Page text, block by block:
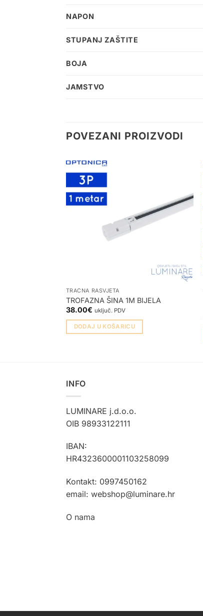
NAPON
STUPANJ ZAŠTITE
BOJA
JAMSTVO
POVEZANI PROIZVODI
TRAČNA RASVJETA
TROFAZNA ŠINA 1M BIJELA
38.00€ uključ. PDV
DODAJ U KOŠARICU
INFO
LUMINARE j.d.o.o.
OIB 98933122111
IBAN:
HR4323600001103258099
Kontakt: 0997450162
email: webshop@luminare.hr
O nama